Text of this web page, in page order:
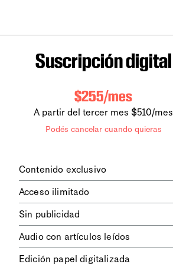
Suscripción digital
$255/mes
A partir del tercer mes $510/mes
Podés cancelar cuando quieras
Contenido exclusivo
digitales dela diaria
los contenidos de Le Monde
diplomatique.
Acceso ilimitado
contenidos.
Sin publicidad
publicitarios.
Audio con artículos leídos
Edición papel digitalizada